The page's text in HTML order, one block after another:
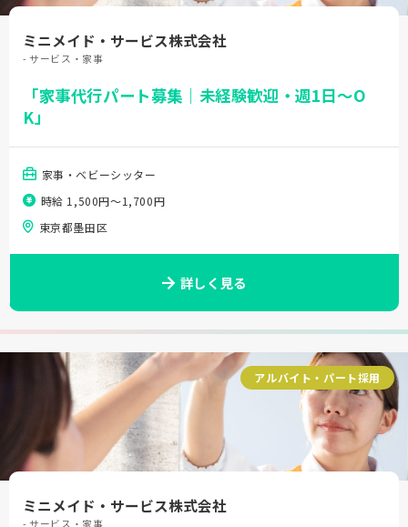
ミニメイド・サービス株式会社
- サービス・家事
「家事代行パート募集｜未経験歓迎・週1日～O
K」
家事・ベビーシッター
時給 1,500円〜1,700円
東京都墨田区
詳しく見る
アルバイト・パート採用
ミニメイド・サービス株式会社
- サービス・家事